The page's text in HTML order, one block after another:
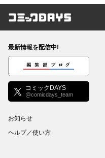
コミックDAYS
最新情報を配信中!
編集部ブログ
コミックDAYS
@comicdays_team
お知らせ
ヘルプ／使い方